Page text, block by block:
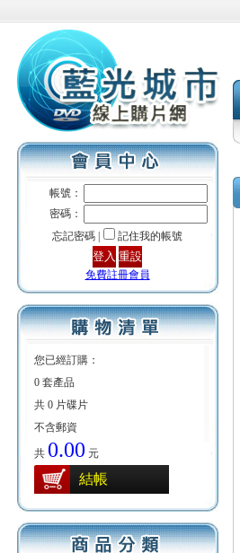
帳號：
密碼：
忘記密碼 |
記住我的帳號
免費註冊會員
您已經訂購：
0 套產品
共 0 片碟片
不含郵資
共 0.00 元
結帳